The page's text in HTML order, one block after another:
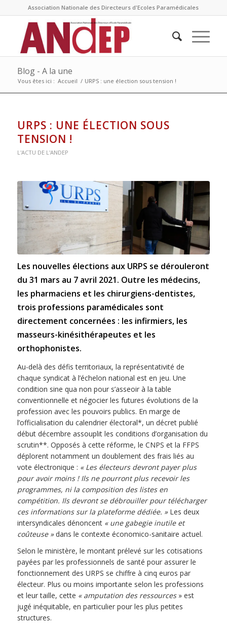
Association Nationale des Directeurs d'Ecoles Paramédicales
Blog - A la une
Vous êtes ici : Accueil / URPS : une élection sous tension !
URPS : UNE ÉLECTION SOUS
TENSION !
L'ACTU DE L'ANDEP
Les nouvelles élections aux URPS se dérouleront
du 31 mars au 7 avril 2021. Outre les médecins,
les pharmaciens et les chirurgiens-dentistes,
trois professions paramédicales sont
directement concernées : les infirmiers, les
masseurs-kinésithérapeutes et les
orthophonistes.
Au-delà des défis territoriaux, la représentativité de
chaque syndicat à l’échelon national est en jeu. Une
condition sine qua non pour s’asseoir à la table
conventionnelle et négocier les futures évolutions de la
profession avec les pouvoirs publics. En marge de
l’officialisation du calendrier électoral*, un décret publié
début décembre assouplit les conditions d’organisation du
scrutin**. Opposés à cette réforme, le CNPS et la FFPS
déplorent notamment un doublement des frais liés au
vote électronique : « Les électeurs devront payer plus
pour avoir moins ! Ils ne pourront plus recevoir les
programmes, ni la composition des listes en
compétition. Ils devront se débrouiller pour télécharger
ces informations sur la plateforme dédiée. »Les deux
intersyndicales dénoncent « une gabegie inutile et
coûteuse »dans le contexte économico-sanitaire actuel.
Selon le ministère, le montant prélevé sur les cotisations
payées par les professionnels de santé pour assurer le
fonctionnement des URPS se chiffre à cinq euros par
électeur. Plus ou moins importante selon les professions
et leur taille, cette « amputation des ressources » est
jugé inéquitable, en particulier pour les plus petites
structures.